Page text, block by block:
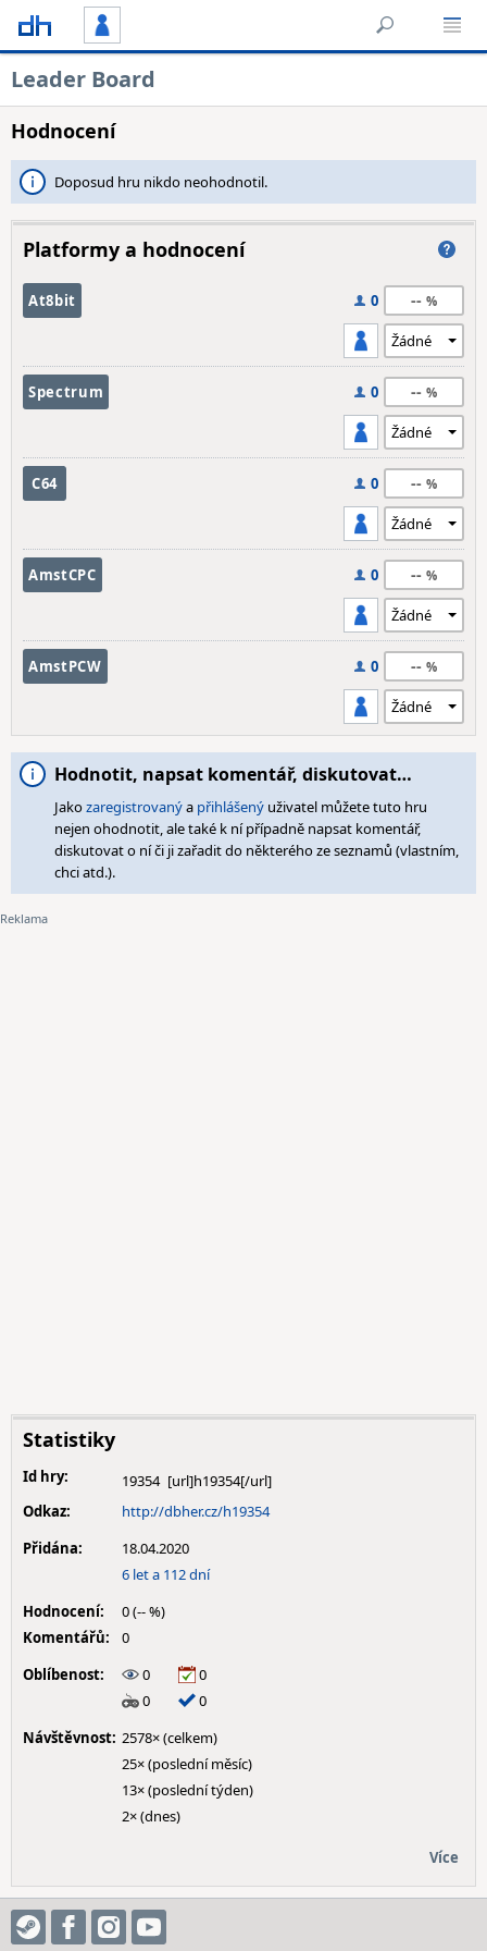
Leader Board
Hodnocení
Doposud hru nikdo neohodnotil.
Platformy a hodnocení
At8bit 0 --
Spectrum 0 --
C64 0 --
AmstCPC 0 --
AmstPCW 0 --
Hodnotit, napsat komentář, diskutovat…
Jakozaregistrovanýa přihlášený uživatel můžete tuto hru
nejen ohodnotit, ale také k ní případně napsat komentář,
diskutovat o ní či ji zařadit do některého ze seznamů (vlastním,
chci atd.).
Statistiky
Id hry:
19354
Odkaz:
http://dbher.cz/h19354
Přidána:
18.04.2020
6 let a 112 dní
Hodnocení:
0 (-- %)
Komentářů:
0
Oblíbenost:
0
0
0
0
Návštěvnost: 2578× (celkem)
25× (poslední měsíc)
13× (poslední týden)
2× (dnes)
Více